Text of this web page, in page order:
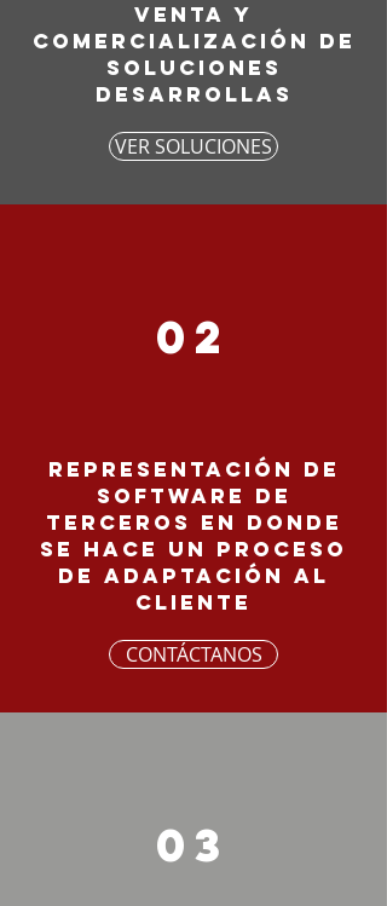
Venta y
comercialización de
soluciones
desarrollas
VER SOLUCIONES
02
Representación de
software de
terceros en donde
se hace un proceso
de adaptación al
cliente
CONTÁCTANOS
03